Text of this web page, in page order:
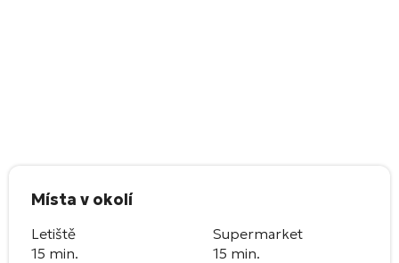
Místa v okolí
Letiště
15 min.
Supermarket
15 min.